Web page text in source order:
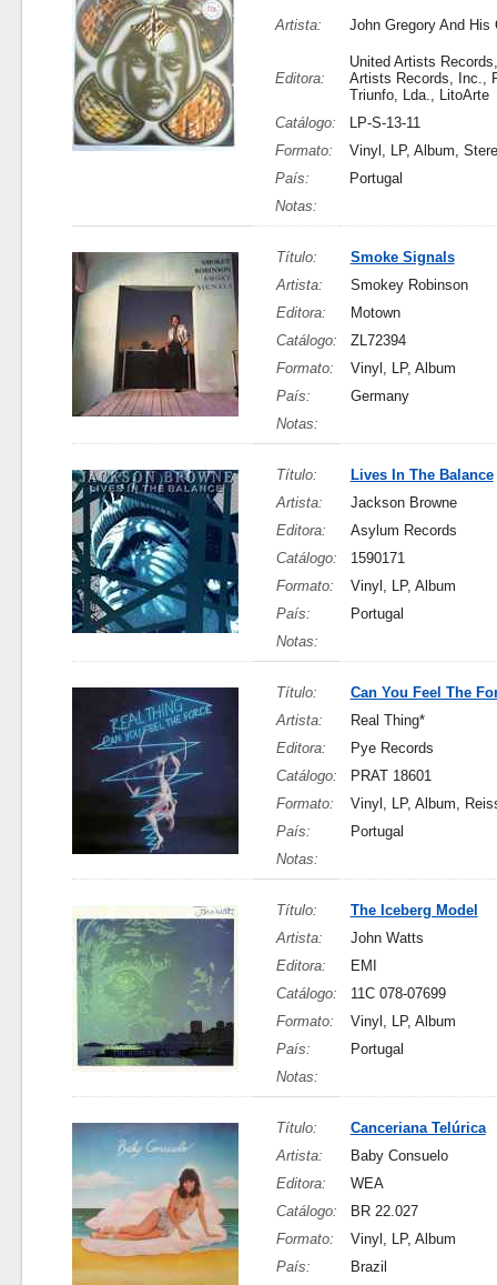
Artista: John Gregory And His
Editora:
United Artists
Artists Records, Inc.,
Triunfo, Lda., LitoArte
Catálogo:
LP-S-13-11
Formato:
Vinyl, LP, Album,
País:
Portugal
Notas:
Título:
Smoke Signals
Artista:
Smokey Robinson
Editora:
Motown
Catálogo:
ZL72394
Formato:
Vinyl, LP, Album
País:
Germany
Notas:
Título:
Lives In The Balance
Artista:
Jackson Browne
Editora:
Asylum Records
Catálogo:
1590171
Formato:
Vinyl, LP, Album
País:
Portugal
Notas:
Título:
Can You Feel The
Artista:
Real Thing*
Editora:
Pye Records
Catálogo:
PRAT 18601
Formato:
Vinyl, LP, Album,
País:
Portugal
Notas:
Título:
The Iceberg Model
Artista:
John Watts
Editora:
EMI
Catálogo:
11C 078-07699
Formato:
Vinyl, LP, Album
País:
Portugal
Notas:
Título:
Canceriana Telúrica
Artista:
Baby Consuelo
Editora:
WEA
Catálogo:
BR 22.027
Formato:
Vinyl, LP, Album
País:
Brazil